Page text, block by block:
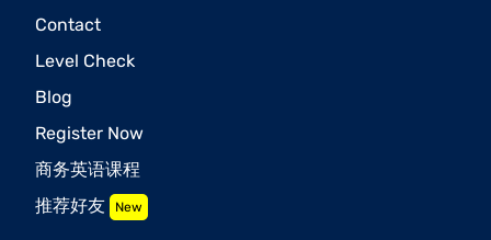
Contact
Level Check
Blog
Register Now
商务英语课程
推荐好友 New